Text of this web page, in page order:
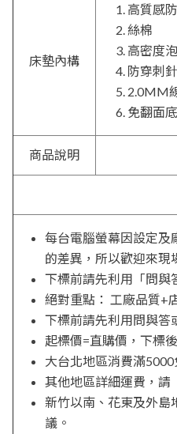
床墊內構
高質感
絲棉
高密度
防穿刺
2.0MM
免翻面
商品說明
每台電腦螢幕因設定及
的差異，所以歡迎來現
下標前請先利用「問與
絕對重點： 工廠品質+
下標前請先利用問與答
起標價=直購價，下標
大台北地區消費滿5000
其他地區詳細運費，請
新竹以南、花東及外島
議。